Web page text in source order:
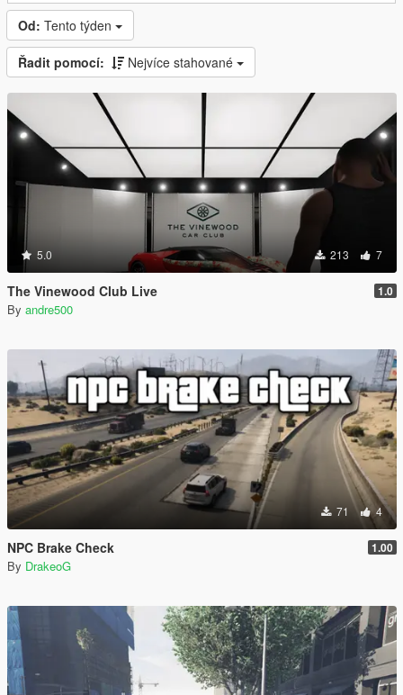
Od: Tento týden
Řadit pomocí: Nejvíce stahované
5.0 213 7
The Vinewood Club Live 1.0
By andre500
71 4
NPC Brake Check 1.00
By DrakeoG